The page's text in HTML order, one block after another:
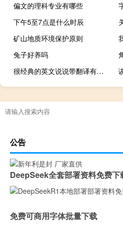
偏文的理科专业有哪些
下午5至7点是什么时辰
矿山地质环境保护原则
兔子好养吗
很经典的英文说说带翻译有配图 英文心情说说大全
公告
DeepSeek全套部署资料免费下
免费可商用字体批量下载